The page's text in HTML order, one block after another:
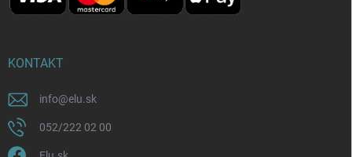
KONTAKT
info@elu.sk
052/222 02 00